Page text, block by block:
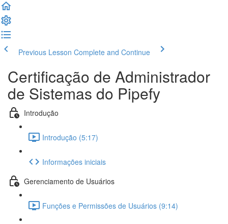
Previous Lesson Complete and Continue
Certificação de Administrador
de Sistemas do Pipefy
Introdução
Introdução (5:17)
Informações iniciais
Gerenciamento de Usuários
Funções e Permissões de Usuários (9:14)